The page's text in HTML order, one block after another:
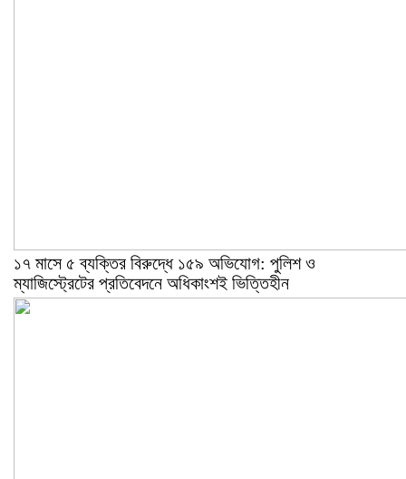
১৭ মাসে ৫ ব্যক্তির বিরুদ্ধে ১৫৯ অভিযোগ: পুলিশ ও
ম্যাজিস্ট্রেটের প্রতিবেদনে অধিকাংশই ভিত্তিহীন